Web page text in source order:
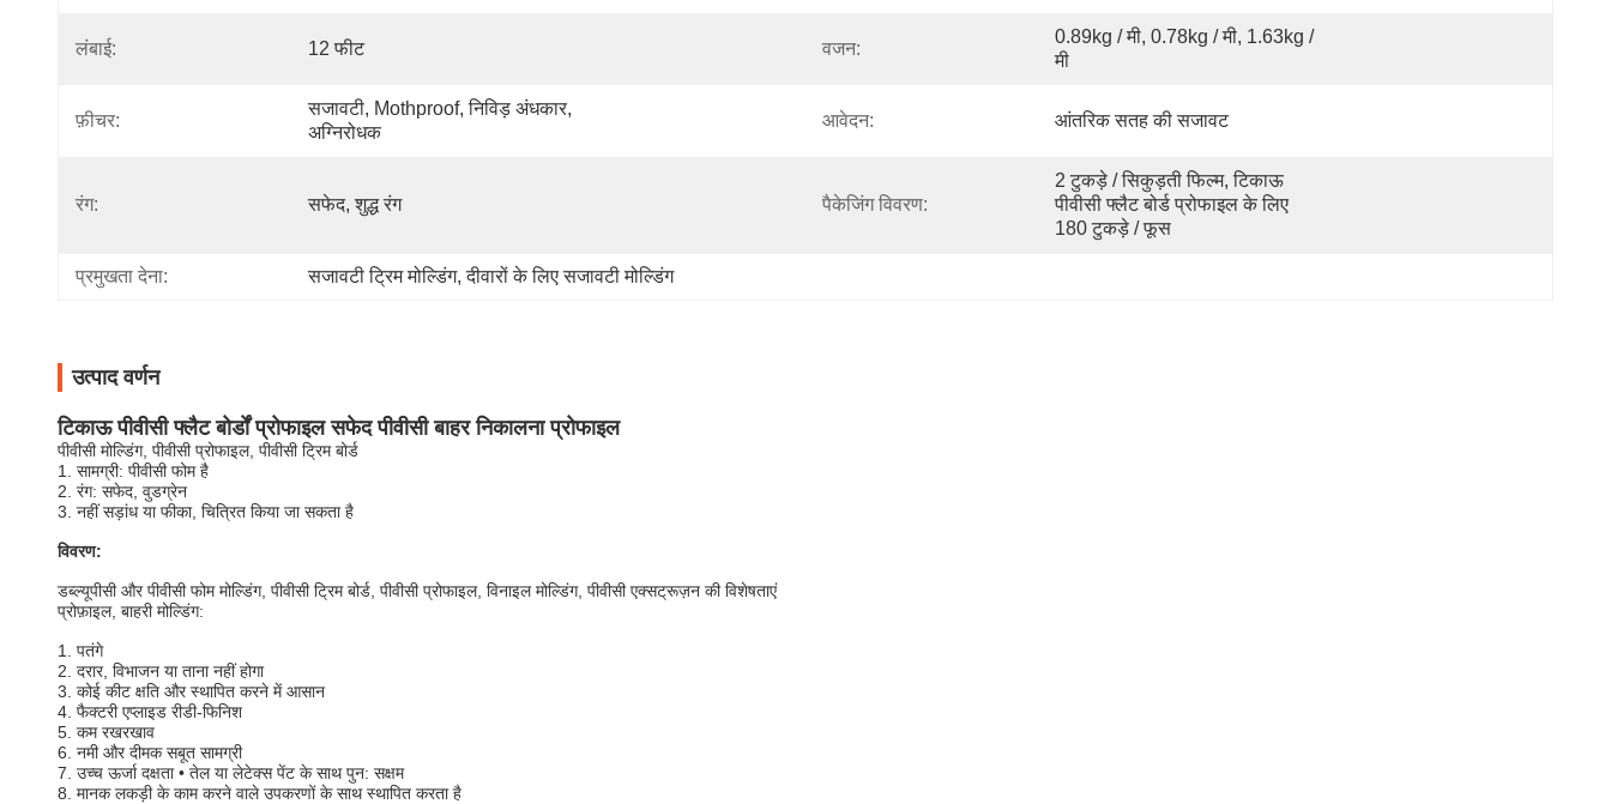
लंबाई: 12 फीट वजन:
0.89kg / मी, 0.78kg / मी, 1.63kg /
मी
फ़ीचर:
सजावटी, Mothproof, निविड़ अंधकार,
अग्निरोधक
आवेदन: आंतरिक सतह की सजावट
रंग: सफेद, शुद्ध रंग पैकेजिंग विवरण:
2 टुकड़े / सिकुड़ती फिल्म, टिकाऊ
पीवीसी फ्लैट बोर्ड प्रोफाइल के लिए
180 टुकड़े / फूस
प्रमुखता देना: सजावटी ट्रिम मोल्डिंग, दीवारों के लिए सजावटी मोल्डिंग
उत्पाद वर्णन
टिकाऊ पीवीसी फ्लैट बोर्डों प्रोफाइल सफेद पीवीसी बाहर निकालना प्रोफाइल
पीवीसी मोल्डिंग, पीवीसी प्रोफाइल, पीवीसी ट्रिम बोर्ड
1. सामग्री: पीवीसी फोम है
2. रंग: सफेद, वुडग्रेन
3. नहीं सड़ांध या फीका, चित्रित किया जा सकता है
विवरण:
डब्ल्यूपीसी और पीवीसी फोम मोल्डिंग, पीवीसी ट्रिम बोर्ड, पीवीसी प्रोफाइल, विनाइल मोल्डिंग, पीवीसी एक्सट्रूज़न की विशेषताएं
प्रोफ़ाइल, बाहरी मोल्डिंग:
1. पतंगे
2. दरार, विभाजन या ताना नहीं होगा
3. कोई कीट क्षति और स्थापित करने में आसान
4. फैक्टरी एप्लाइड रीडी-फिनिश
5. कम रखरखाव
6. नमी और दीमक सबूत सामग्री
7. उच्च ऊर्जा दक्षता • तेल या लेटेक्स पेंट के साथ पुन: सक्षम
8. मानक लकड़ी के काम करने वाले उपकरणों के साथ स्थापित करता है